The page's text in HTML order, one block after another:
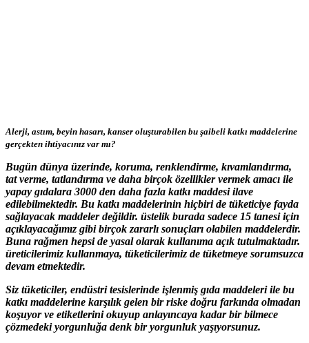
Alerji, astım, beyin hasarı, kanser oluşturabilen bu şaibeli katkı maddelerine
gerçekten ihtiyacınız var mı?
Bugün dünya üzerinde, koruma, renklendirme, kıvamlandırma,
tat verme, tatlandırma ve daha birçok özellikler vermek amacı ile
yapay gıdalara 3000 den daha fazla katkı maddesi ilave
edilebilmektedir. Bu katkı maddelerinin hiçbiri de tüketiciye fayda
sağlayacak maddeler değildir. üstelik burada sadece 15 tanesi için
açıklayacağımız gibi birçok zararlı sonuçları olabilen maddelerdir.
Buna rağmen hepsi de yasal olarak kullanıma açık tutulmaktadır.
üreticilerimiz kullanmaya, tüketicilerimiz de tüketmeye sorumsuzca
devam etmektedir.
Siz tüketiciler, endüstri tesislerinde işlenmiş gıda maddeleri ile bu
katkı maddelerine karşılık gelen bir riske doğru farkında olmadan
koşuyor ve etiketlerini okuyup anlayıncaya kadar bir bilmece
çözmedeki yorgunluğa denk bir yorgunluk yaşıyorsunuz.